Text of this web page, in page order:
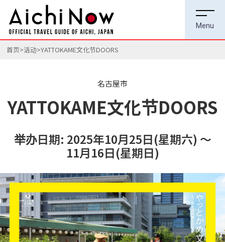
首页 活动 YATTOKAME文化节DOORS
名古屋市
YATTOKAME文化节DOORS
举办日期: 2025年10月25日(星期六) ～
11月16日(星期日)